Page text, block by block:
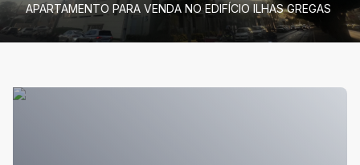
APARTAMENTO PARA VENDA NO EDIFÍCIO ILHAS GREGAS